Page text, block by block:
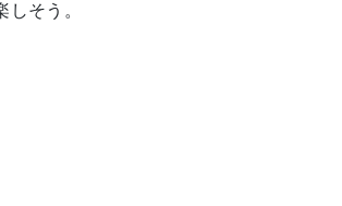
そう。